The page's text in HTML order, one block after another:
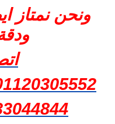
ونحن نمتاز
– 01224005061
– 33451511